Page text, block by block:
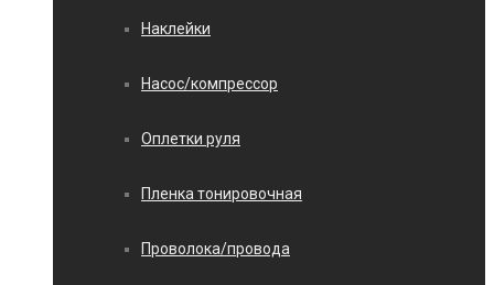
Наклейки
Насос/компрессор
Оплетки руля
Пленка тонировочная
Проволока/провода